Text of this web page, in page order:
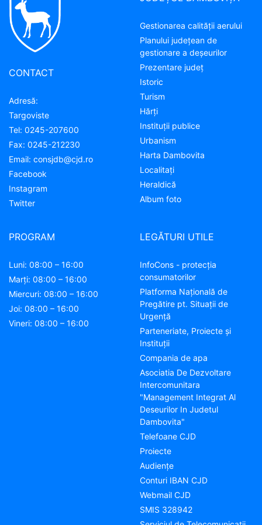
CONTACT
Adresă:
Targoviste
Tel: 0245-207600
Fax: 0245-212230
Email: consjdb@cjd.ro
Facebook
Instagram
Twitter
Gestionarea calității aerului
Planului județean de
gestionare a deșeurilor
Prezentare judeţ
Istoric
Turism
Hărţi
Instituţii publice
Urbanism
Harta Dambovita
Localitaţi
Heraldică
Album foto
LEGĂTURI UTILE
InfoCons - protecția
consumatorilor
Platforma Națională de
Pregătire pt. Situații de
Urgență
Parteneriate, Proiecte și
Instituții
Compania de apa
Asociatia De Dezvoltare
Intercomunitara
"Management Integrat Al
Deseurilor In Judetul
Dambovita"
Telefoane CJD
Proiecte
Audienţe
Conturi IBAN CJD
Webmail CJD
SMIS 328942
PROGRAM
Luni: 08:00 – 16:00
Marți: 08:00 – 16:00
Miercuri: 08:00 – 16:00
Joi: 08:00 – 16:00
Vineri: 08:00 – 16:00